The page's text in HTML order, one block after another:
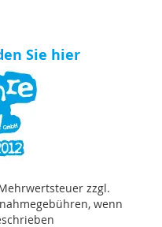
Sie hier
zzgl.
wenn